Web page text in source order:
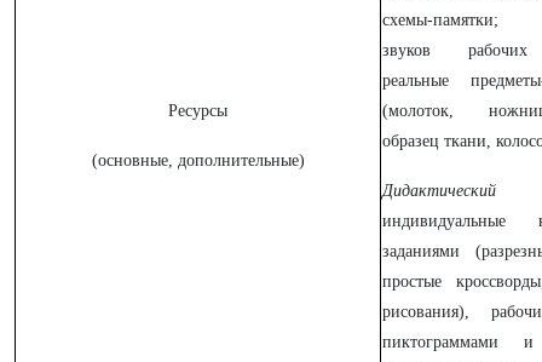
Ресурсы
(основные, дополнительные)
схемы-памятки;
звуков рабочих
реальные
(молоток,
образец ткани,
Дидактический
индивидуальные
заданиями
простые
рисования),
пиктограммами